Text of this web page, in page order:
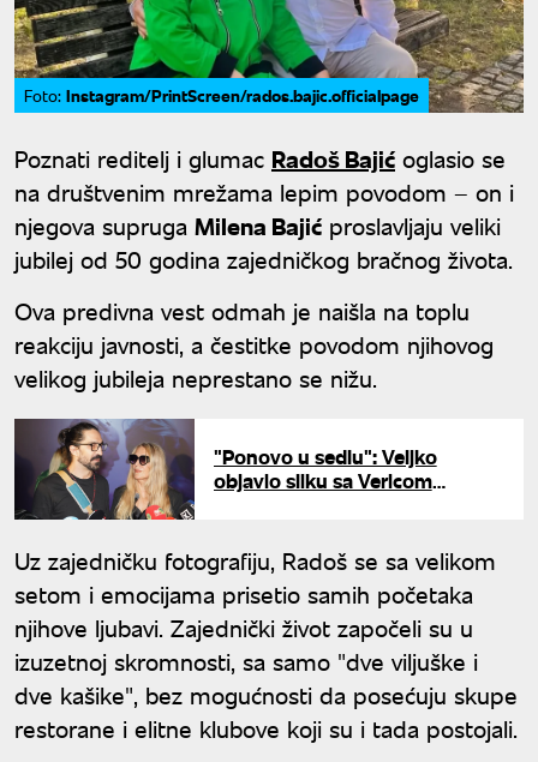
Foto: Instagram/PrintScreen/rados.bajic.officialpage
Poznati reditelj i glumac Radoš Bajić oglasio se
na društvenim mrežama lepim povodom – on i
njegova supruga Milena Bajić proslavljaju veliki
jubilej od 50 godina zajedničkog bračnog života.
Ova predivna vest odmah je naišla na toplu
reakciju javnosti, a čestitke povodom njihovog
velikog jubileja neprestano se nižu.
"Ponovo u sedlu": Veljko
objavio sliku sa Vericom
Uz zajedničku fotografiju, Radoš se sa velikom
setom i emocijama prisetio samih početaka
njihove ljubavi. Zajednički život započeli su u
izuzetnoj skromnosti, sa samo "dve viljuške i
dve kašike", bez mogućnosti da posećuju skupe
restorane i elitne klubove koji su i tada postojali.